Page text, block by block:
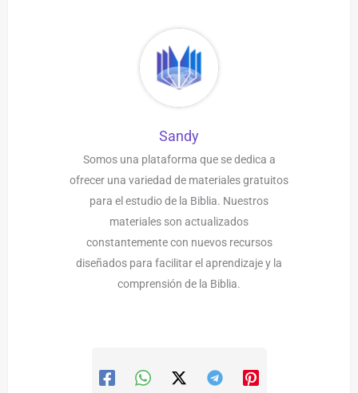
Sandy
Somos una plataforma que se dedica a
ofrecer una variedad de materiales gratuitos
para el estudio de la Biblia. Nuestros
materiales son actualizados
constantemente con nuevos recursos
diseñados para facilitar el aprendizaje y la
comprensión de la Biblia.